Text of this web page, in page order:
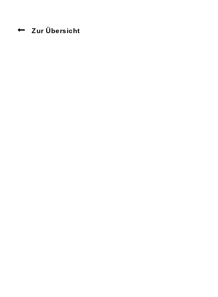
Zur Übersicht